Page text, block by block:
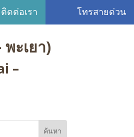
ติดต่อเรา โทรสายด่วน
ะเยา)
–